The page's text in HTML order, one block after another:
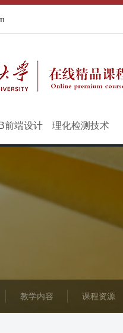
前端设计 理化检测技术
教学内容 课程资源